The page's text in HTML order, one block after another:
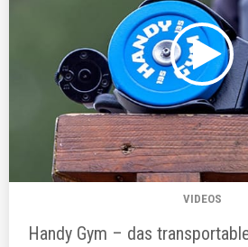
VIDEOS
Handy Gym – das